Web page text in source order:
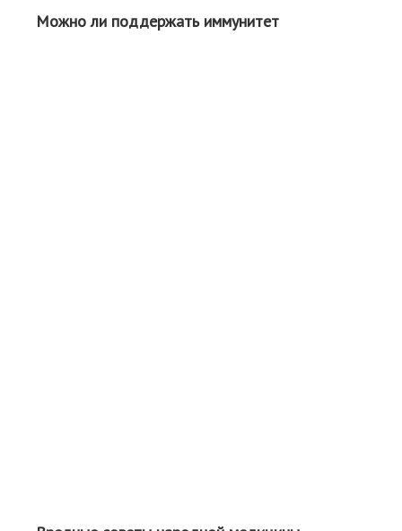
Можно ли поддержать иммунитет